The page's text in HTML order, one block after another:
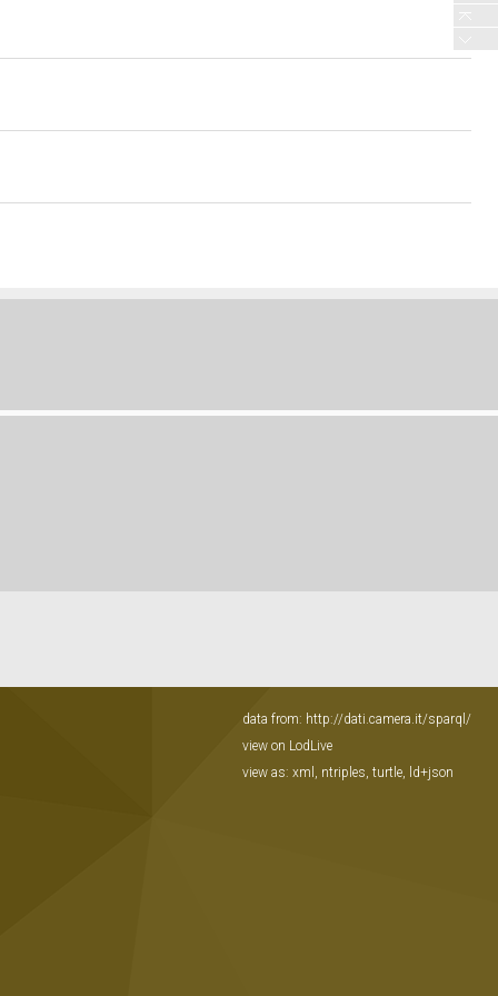
data from: http://dati.camera.it/sparql/
view on LodLive
view as: xml , ntriples, turtle, ld+json